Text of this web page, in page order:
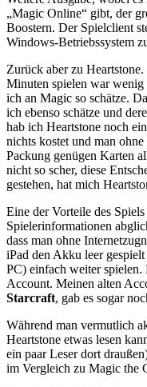
„Magic Online“ gibt, der
Boostern. Der Spielclient
Windows-Betriebssystem
Zurück aber zu
Minuten spielen war
ich an Magic so schätze.
ich ebenso schätze und
hab ich Heartstone noch
nichts kostet und man
Packung genügen Karten
nicht so scher, diese
gestehen, hat mich
Eine der Vorteile des
Spielerinformationen
dass man ohne
iPad den Akku leer
PC) einfach weiter
Account. Meinen alten
Starcraft, gab es sogar
Während man vermutlich
Heartstone etwas lesen
ein paar Leser dort
im Vergleich zu Magic the